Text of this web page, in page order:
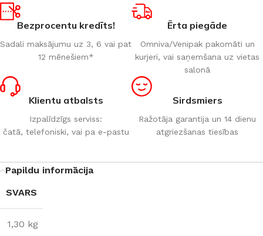
Bezprocentu kredīts!
Sadali maksājumu uz 3, 6 vai pat
12 mēnešiem*
Ērta piegāde
Omniva/Venipak pakomāti un
kurjeri, vai saņemšana uz vietas
salonā
Klientu atbalsts
Izpalīdzīgs serviss:
čatā, telefoniski, vai pa e-pastu
Sirdsmiers
Ražotāja garantija un 14 dienu
atgriezšanas tiesības
Papildu informācija
SVARS
1,30 kg